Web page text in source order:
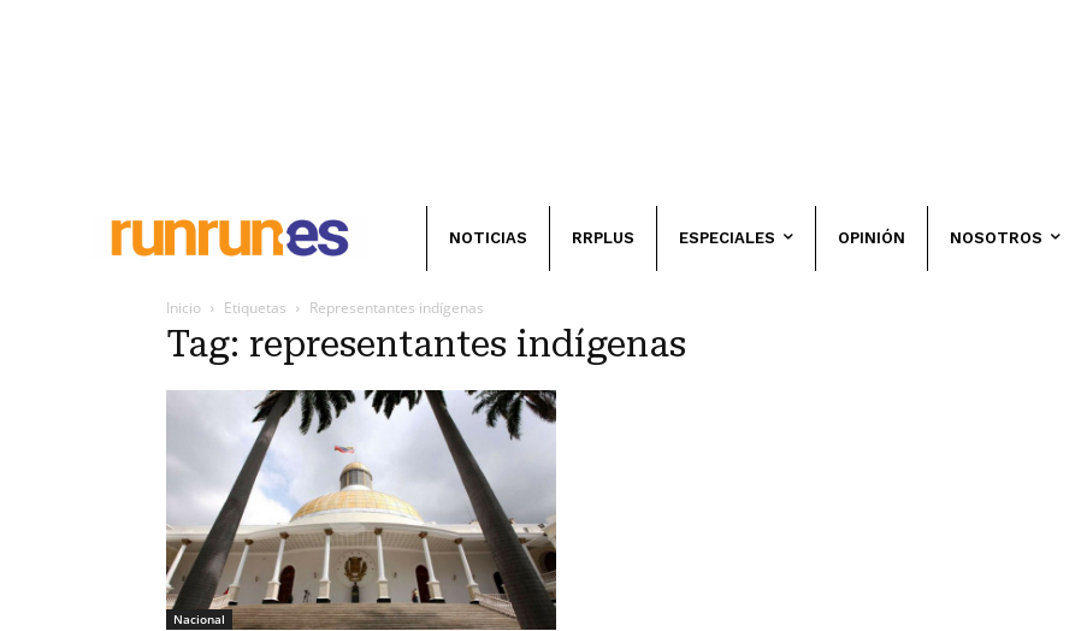
NOTICIAS RRPLUS ESPECIALES OPINIÓN NOSOTROS
Inicio Etiquetas Representantes indígenas
Tag: representantes indígenas
Nacional